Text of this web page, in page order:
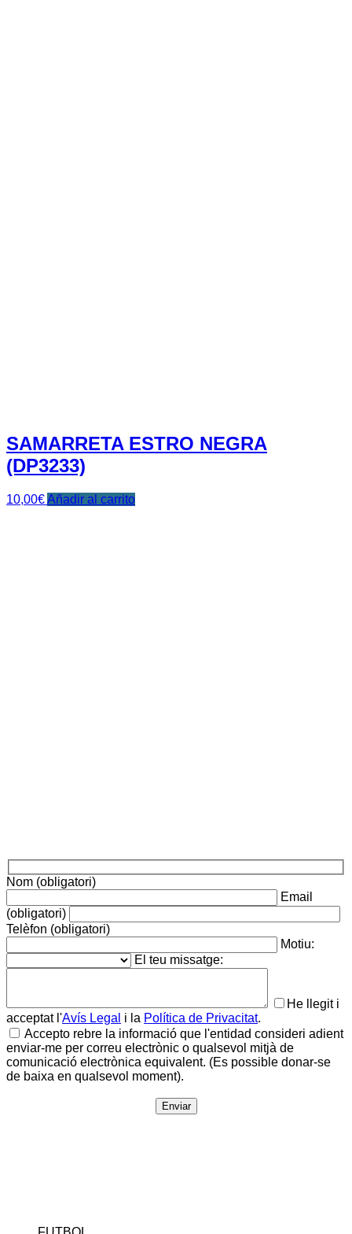
SAMARRETA ESTRO NEGRA
(DP3233)
10,00€Añadir al carrito
Nom (obligatori)
Email
(obligatori)
Telèfon (obligatori)
Motiu:
El teu missatge:
He llegit i
acceptat l'Avís Legal i la Política de Privacitat.
Accepto rebre la informació que l'entidad consideri adient
enviar-me per correu electrònic o qualsevol mitjà de
comunicació electrònica equivalent. (Es possible donar-se
de baixa en qualsevol moment).